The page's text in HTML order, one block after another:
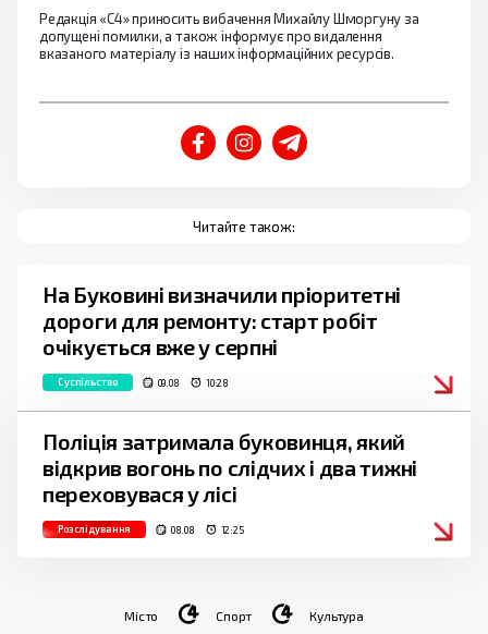
Редакція «С4» приносить вибачення Михайлу Шморгуну за
допущені помилки, а також інформує про видалення
вказаного матеріалу із наших інформаційних ресурсів.
Читайте також:
На Буковині визначили пріоритетні
дороги для ремонту: старт робіт
очікується вже у серпні
Суспільство 09.08 10:28
Поліція затримала буковинця, який
відкрив вогонь по слідчих і два тижні
переховувася у лісі
Розслідування 08.08 12:25
Місто Спорт Культура